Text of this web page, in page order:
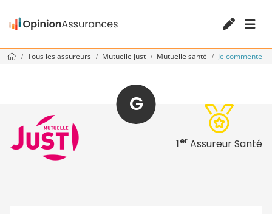
Tous les assureurs Mutuelle Just Mutuelle santé Je commente
G
1er Assureur Santé